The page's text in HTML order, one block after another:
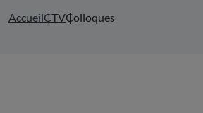
AccueilCTVColloques